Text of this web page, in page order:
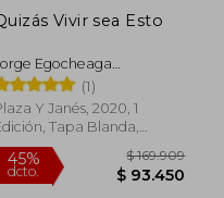
Vivir sea Esto
Egocheaga
(1)
Y Janés, 2020, 1
Tapa Blanda,